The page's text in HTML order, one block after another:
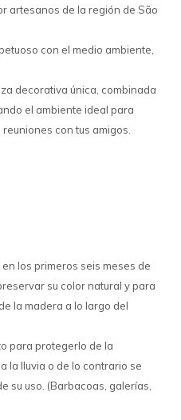
artesanos de la región de São
con el medio ambiente,
decorativa única, combinada
el ambiente ideal para
con tus amigos.
los primeros seis meses de
su color natural y para
la madera a lo largo del
para protegerlo de la
la lluvia o de lo contrario se
su uso. (Barbacoas, galerías,